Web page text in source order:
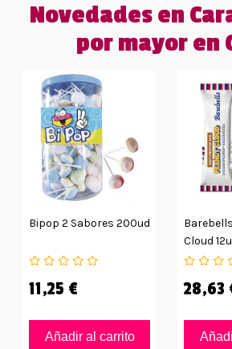
Novedades en
por mayor en
Bipop 2 Sabores 200ud
11,25 €
Añadir al carrito
Cloud
28,63